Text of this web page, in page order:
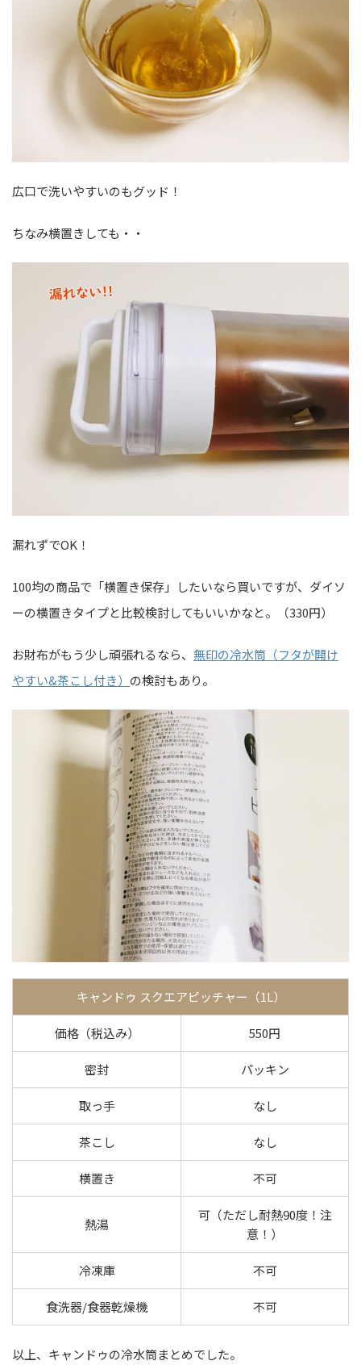
広口で洗いやすいのもグッド！
ちなみ横置きしても・・
漏れずでOK！
100均の商品で「横置き保存」したいなら買いですが、ダイソ
ーの横置きタイプと比較検討してもいいかなと。（330円）
お財布がもう少し頑張れるなら、 無印の冷水筒（フタが開け
やすい&茶こし付き） の検討もあり。
キャンドゥ スクエアピッチャー（1L）
価格（税込み） 550円
密封 パッキン
取っ手 なし
茶こし なし
横置き 不可
熱湯
可（ただし耐熱90度！注
意！）
冷凍庫 不可
食洗器/食器乾燥機 不可
以上、キャンドゥの冷水筒まとめでした。